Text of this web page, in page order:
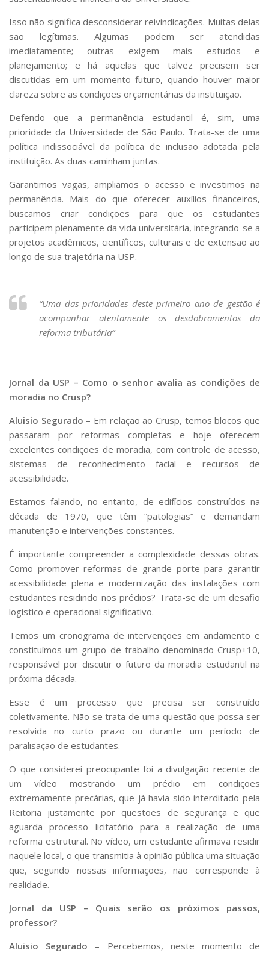
Isso não significa desconsiderar reivindicações. Muitas delas
são legítimas. Algumas podem ser atendidas
imediatamente; outras exigem mais estudos e
planejamento; e há aquelas que talvez precisem ser
discutidas em um momento futuro, quando houver maior
clareza sobre as condições orçamentárias da instituição.
Defendo que a permanência estudantil é, sim, uma
prioridade da Universidade de São Paulo. Trata-se de uma
política indissociável da política de inclusão adotada pela
instituição. As duas caminham juntas.
Garantimos vagas, ampliamos o acesso e investimos na
permanência. Mais do que oferecer auxílios financeiros,
buscamos criar condições para que os estudantes
participem plenamente da vida universitária, integrando-se a
projetos acadêmicos, científicos, culturais e de extensão ao
longo de sua trajetória na USP.
“Uma das prioridades deste primeiro ano de gestão é
acompanhar atentamente os desdobramentos da
reforma tributária”
Jornal da USP – Como o senhor avalia as condições de
moradia no Crusp?
Aluisio Segurado – Em relação ao Crusp, temos blocos que
passaram por reformas completas e hoje oferecem
excelentes condições de moradia, com controle de acesso,
sistemas de reconhecimento facial e recursos de
acessibilidade.
Estamos falando, no entanto, de edifícios construídos na
década de 1970, que têm “patologias” e demandam
manutenção e intervenções constantes.
É importante compreender a complexidade dessas obras.
Como promover reformas de grande porte para garantir
acessibilidade plena e modernização das instalações com
estudantes residindo nos prédios? Trata-se de um desafio
logístico e operacional significativo.
Temos um cronograma de intervenções em andamento e
constituímos um grupo de trabalho denominado Crusp+10,
responsável por discutir o futuro da moradia estudantil na
próxima década.
Esse é um processo que precisa ser construído
coletivamente. Não se trata de uma questão que possa ser
resolvida no curto prazo ou durante um período de
paralisação de estudantes.
O que considerei preocupante foi a divulgação recente de
um vídeo mostrando um prédio em condições
extremamente precárias, que já havia sido interditado pela
Reitoria justamente por questões de segurança e que
aguarda processo licitatório para a realização de uma
reforma estrutural. No vídeo, um estudante afirmava residir
naquele local, o que transmitia à opinião pública uma situação
que, segundo nossas informações, não corresponde à
realidade.
Jornal da USP – Quais serão os próximos passos,
professor?
Aluisio Segurado – Percebemos, neste momento de